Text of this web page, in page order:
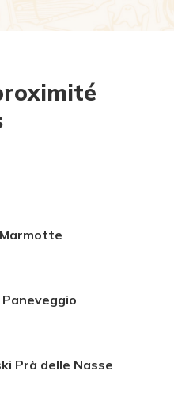
Prà delle Nasse